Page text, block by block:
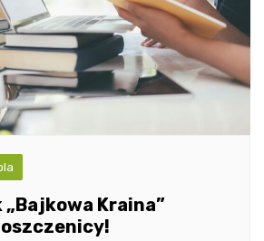
„Bajkowa Kraina”